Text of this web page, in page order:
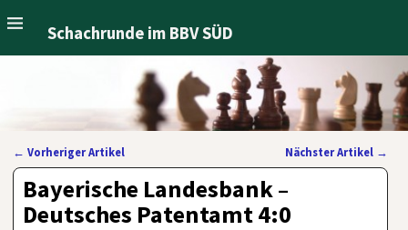
Schachrunde im BBV SÜD
Artikelnavigation
← Vorheriger Artikel Nächster Artikel →
Bayerische Landesbank –
Deutsches Patentamt 4:0